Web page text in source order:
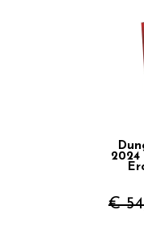
€